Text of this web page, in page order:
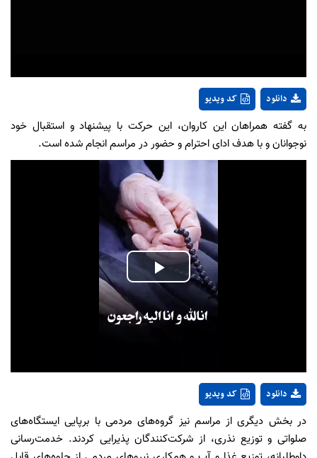
کد ویدیو دانلود
به گفته همراهان این کاروان، این حرکت با پیشنهاد و استقبال خود
نوجوانان و با هدف ادای احترام و حضور در مراسم انجام شده است.
Play
Video
کد ویدیو دانلود
در بخش دیگری از مراسم نیز گروه‌های مردمی با برپایی ایستگاه‌های
صلواتی و توزیع نذری، از شرکت‌کنندگان پذیرایی کردند. خدمت‌رسانی